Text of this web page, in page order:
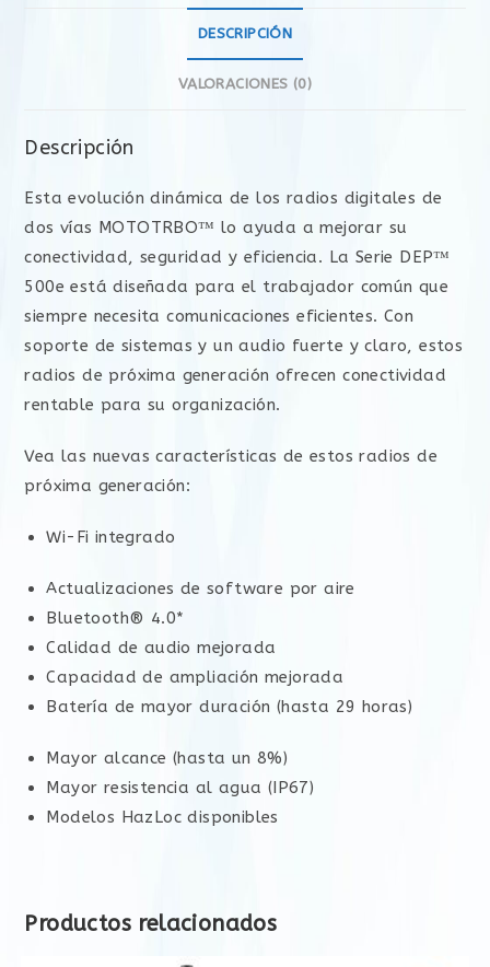
DESCRIPCIÓN
VALORACIONES (0)
Descripción
Esta evolución dinámica de los radios digitales de
dos vías MOTOTRBO™ lo ayuda a mejorar su
conectividad, seguridad y eficiencia. La Serie DEP™
500e está diseñada para el trabajador común que
siempre necesita comunicaciones eficientes. Con
soporte de sistemas y un audio fuerte y claro, estos
radios de próxima generación ofrecen conectividad
rentable para su organización.
Vea las nuevas características de estos radios de
próxima generación:
Wi-Fi integrado
Actualizaciones de software por aire
Bluetooth® 4.0*
Calidad de audio mejorada
Capacidad de ampliación mejorada
Batería de mayor duración (hasta 29 horas)
Mayor alcance (hasta un 8%)
Mayor resistencia al agua (IP67)
Modelos HazLoc disponibles
Productos relacionados